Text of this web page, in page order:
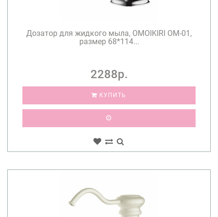
Дозатор для жидкого мыла, OMOIKIRI OM-01,
размер 68*114...
2288р.
КУПИТЬ